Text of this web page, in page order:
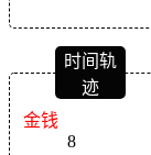
时间轨
迹
金钱
8